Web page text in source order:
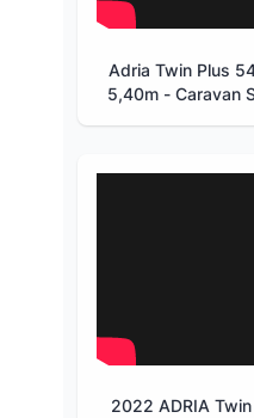
Adria Twin Plus
5,40m - Caravan
2022 ADRIA